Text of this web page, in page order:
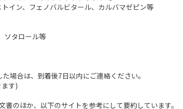
イン、フェノバルビタール、カルバマゼピン等
ソタロール等
場合は、到着後7日以内にご連絡ください。
す)
のほか、以下のサイトを参考にして要約しています。